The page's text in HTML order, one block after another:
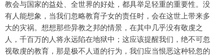
教会与国家的益处、全世界的好处，都具举足轻重的重要性。没
有人能想象，当我们忽略教育子女的责任时，会在这世上带来多
大的灾祸。想想那些异教之邦的情景，在其中几乎没有敬虔之
人，千百万的人将永远陷在地狱中；这应该提醒我们，绝不可忽
视敬虔的教育，那是极不人道的行为，我们应当恨恶这种轻忽的